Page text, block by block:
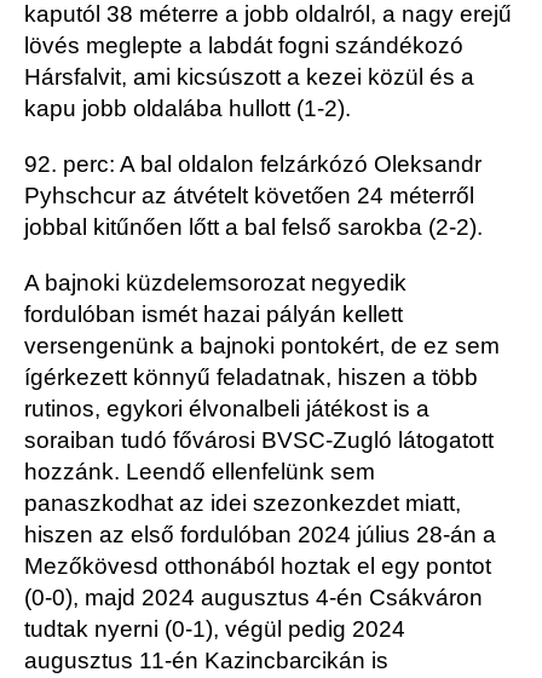
kaputól 38 méterre a jobb oldalról, a nagy erejű
lövés meglepte a labdát fogni szándékozó
Hársfalvit, ami kicsúszott a kezei közül és a
kapu jobb oldalába hullott (1-2).
92. perc: A bal oldalon felzárkózó Oleksandr
Pyhschcur az átvételt követően 24 méterről
jobbal kitűnően lőtt a bal felső sarokba (2-2).
A bajnoki küzdelemsorozat negyedik
fordulóban ismét hazai pályán kellett
versengenünk a bajnoki pontokért, de ez sem
ígérkezett könnyű feladatnak, hiszen a több
rutinos, egykori élvonalbeli játékost is a
soraiban tudó fővárosi BVSC-Zugló látogatott
hozzánk. Leendő ellenfelünk sem
panaszkodhat az idei szezonkezdet miatt,
hiszen az első fordulóban 2024 július 28-án a
Mezőkövesd otthonából hoztak el egy pontot
(0-0), majd 2024 augusztus 4-én Csákváron
tudtak nyerni (0-1), végül pedig 2024
augusztus 11-én Kazincbarcikán is